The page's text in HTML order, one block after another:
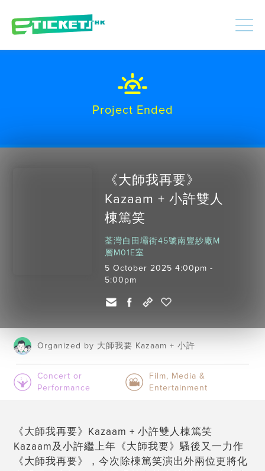
Project Ended
《大師我再要》
Kazaam + 小許雙人
棟篤笑
荃灣白田壩街45號南豐紗廠M
層M01E室
5 October 2025 4:00pm -
5:00pm
Organized by 大師我要 Kazaam + 小許
Concert or
Performance
Film, Media &
Entertainment
《大師我再要》Kazaam + 小許雙人棟篤笑
Kazaam及小許繼上年《大師我要》騷後又一力作
《大師我再要》，今次除棟篤笑演出外兩位更將化